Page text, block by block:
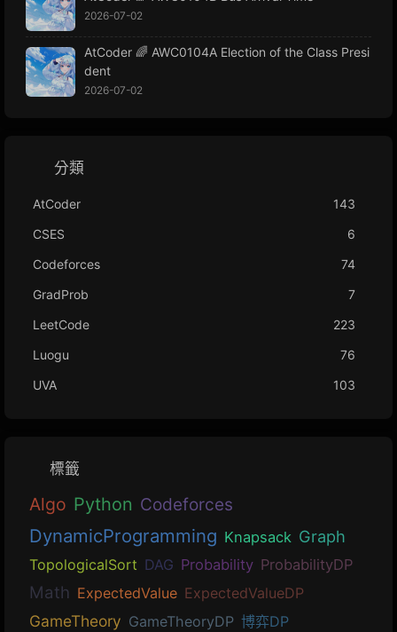
2026-07-02
AtCoder 🌈 AWC0104A Election of the Class Presi
dent
2026-07-02
分類
AtCoder
143
CSES
6
Codeforces
74
GradProb
7
LeetCode
223
Luogu
76
UVA
103
標籤
Algo Python Codeforces
DynamicProgramming Knapsack Graph
TopologicalSort DAG Probability ProbabilityDP
Math ExpectedValue ExpectedValueDP
GameTheory GameTheoryDP 博弈DP